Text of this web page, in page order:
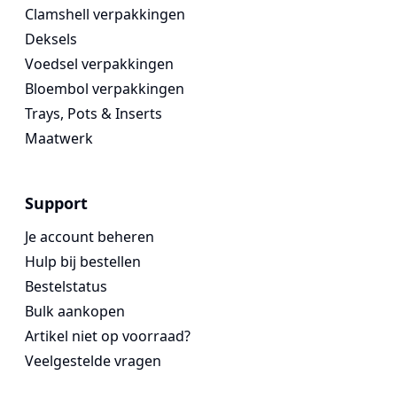
Clamshell verpakkingen
Deksels
Voedsel verpakkingen
Bloembol verpakkingen
Trays, Pots & Inserts
Maatwerk
Support
Je account beheren
Hulp bij bestellen
Bestelstatus
Bulk aankopen
Artikel niet op voorraad?
Veelgestelde vragen